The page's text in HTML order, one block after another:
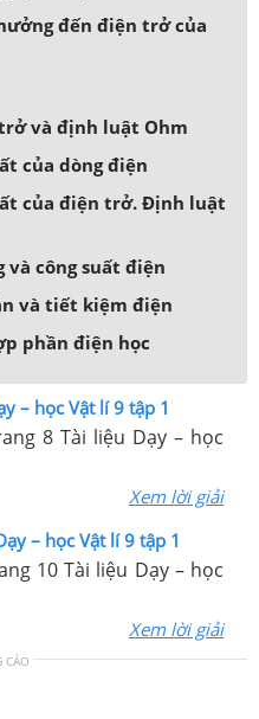
đến điện trở của
và định luật Ohm
của dòng điện
của điện trở. Định luật
và công suất điện
và tiết kiệm điện
phần điện học
– học Vật lí 9 tập 1
8 Tài liệu Dạy – học
Xem lời giải
– học Vật lí 9 tập 1
10 Tài liệu Dạy – học
Xem lời giải
CÁO